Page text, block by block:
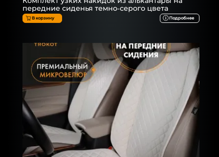
передние сиденья темно-серого цвета
В корзину Подробнее